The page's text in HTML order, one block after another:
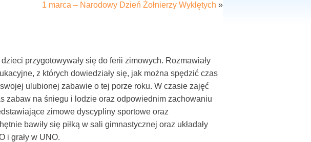
1 marca – Narodowy Dzień Żołnierzy Wyklętych »
przygotowywały się do ferii zimowych. Rozmawiały
z których dowiedziały się, jak można spędzić czas
ulubionej zabawie o tej porze roku. W czasie zajęć
zabaw na śniegu i lodzie oraz odpowiednim zachowaniu
zimowe dyscypliny sportowe oraz
bawiły się piłką w sali gimnastycznej oraz układały
i grały w UNO.